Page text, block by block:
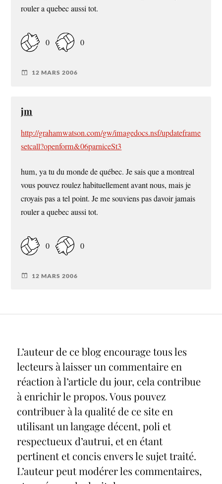
rouler a quebec aussi tot.
0 0
12 MARS 2006
jm
http://grahamwatson.com/gw/imagedocs.nsf/updateframe
setcall?openform&06parniceSt3
hum, ya tu du monde de québec. Je sais que a montreal
vous pouvez roulez habituellement avant nous, mais je
croyais pas a tel point. Je me souviens pas davoir jamais
rouler a quebec aussi tot.
0 0
12 MARS 2006
L’auteur de ce blog encourage tous les
lecteurs à laisser un commentaire en
réaction à l’article du jour, cela contribue
à enrichir le propos. Vous pouvez
contribuer à la qualité de ce site en
utilisant un langage décent, poli et
respectueux d’autrui, et en étant
pertinent et concis envers le sujet traité.
L’auteur peut modérer les commentaires,